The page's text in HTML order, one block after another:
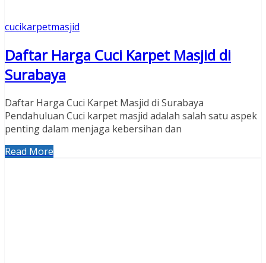
cucikarpetmasjid
Daftar Harga Cuci Karpet Masjid di
Surabaya
Daftar Harga Cuci Karpet Masjid di Surabaya
Pendahuluan Cuci karpet masjid adalah salah satu aspek
penting dalam menjaga kebersihan dan
Read More